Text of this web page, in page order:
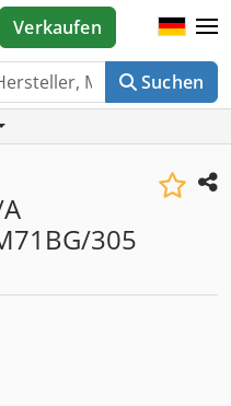
Suchen
Verkaufen
305